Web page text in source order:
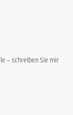
– schreiben Sie mir